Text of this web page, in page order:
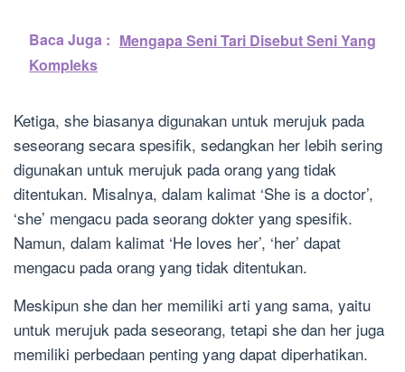
Baca Juga : Mengapa Seni Tari Disebut Seni Yang
Kompleks
Ketiga, she biasanya digunakan untuk merujuk pada
seseorang secara spesifik, sedangkan her lebih sering
digunakan untuk merujuk pada orang yang tidak
ditentukan. Misalnya, dalam kalimat ‘She is a doctor’,
‘she’ mengacu pada seorang dokter yang spesifik.
Namun, dalam kalimat ‘He loves her’, ‘her’ dapat
mengacu pada orang yang tidak ditentukan.
Meskipun she dan her memiliki arti yang sama, yaitu
untuk merujuk pada seseorang, tetapi she dan her juga
memiliki perbedaan penting yang dapat diperhatikan.